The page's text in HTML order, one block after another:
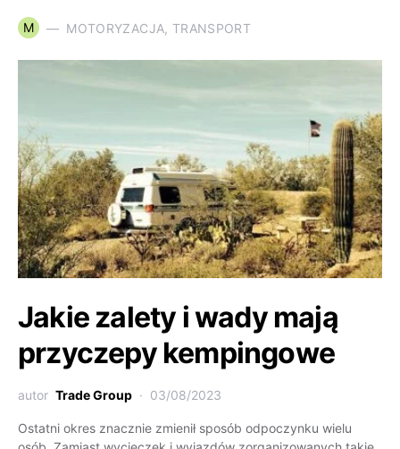
M MOTORYZACJA, TRANSPORT
Jakie zalety i wady mają
przyczepy kempingowe
autor Trade Group 03/08/2023
Ostatni okres znacznie zmienił sposób odpoczynku wielu